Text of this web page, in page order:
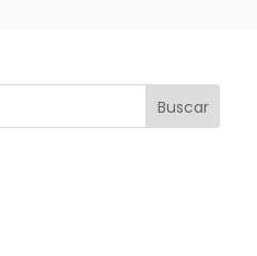
Buscar